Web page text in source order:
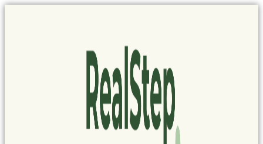
Panel de gestión de cookies